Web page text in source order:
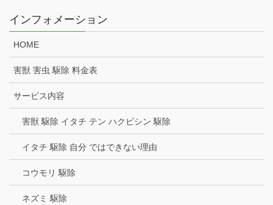
インフォメーション
HOME
害獣 害虫 駆除 料金表
サービス内容
害獣 駆除 イタチ テン ハクビシン 駆除
イタチ 駆除 自分 ではできない理由
コウモリ 駆除
ネズミ 駆除